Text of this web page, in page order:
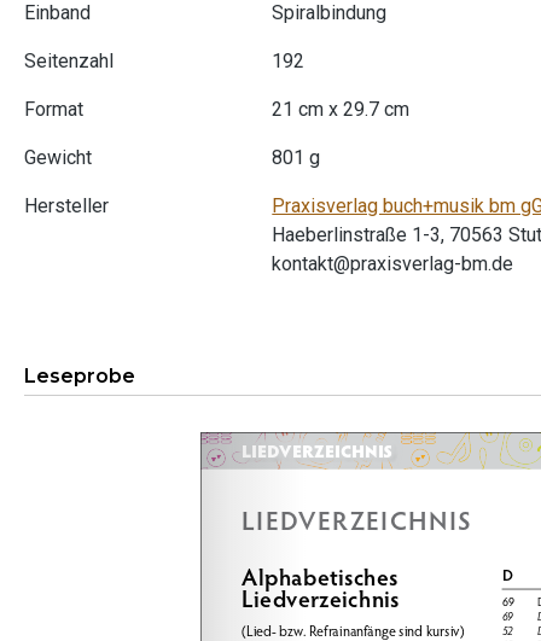
Einband Spiralbindung
Seitenzahl 192
Format 21 cm x 29.7 cm
Gewicht 801 g
Hersteller
Praxisverlag buch+musik bm
Haeberlinstraße 1-3, 70563
kontakt@praxisverlag-bm.de
Leseprobe